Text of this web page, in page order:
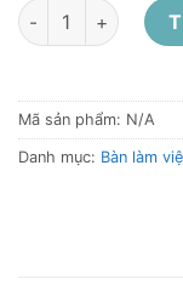
Bàn làm việc
Mã sản phẩm: N/A
Danh mục: Bàn làm